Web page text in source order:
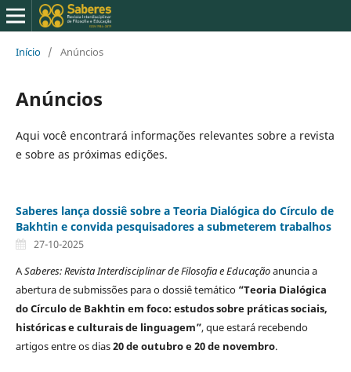
Início / Anúncios
Anúncios
Aqui você encontrará informações relevantes sobre a revista
e sobre as próximas edições.
Saberes lança dossiê sobre a Teoria Dialógica do Círculo de
Bakhtin e convida pesquisadores a submeterem trabalhos
27-10-2025
ASaberes: Revista Interdisciplinar de Filosofia e Educaçãoanuncia a
abertura de submissões para o dossiê temático “Teoria Dialógica
do Círculo de Bakhtin em foco: estudos sobre práticas sociais,
históricas e culturais de linguagem”, que estará recebendo
artigos entre os dias20 de outubro e 20 de novembro.